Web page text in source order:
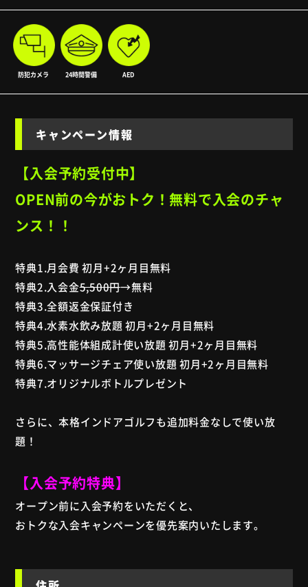
防犯カメラ 24時間警備 AED
キャンペーン情報
【入会予約受付中】
OPEN前の今がおトク！無料で入会のチャ
ンス！！
特典1.月会費 初月+2ヶ月目無料
特典2.入会金5,500円→無料
特典3.全額返金保証付き
特典4.水素水飲み放題 初月+2ヶ月目無料
特典5.高性能体組成計使い放題 初月+2ヶ月目無料
特典6.マッサージチェア使い放題 初月+2ヶ月目無料
特典7.オリジナルボトルプレゼント
さらに、本格インドアゴルフも追加料金なしで使い放
題！
【入会予約特典】
オープン前に入会予約をいただくと、
おトクな入会キャンペーンを優先案内いたします。